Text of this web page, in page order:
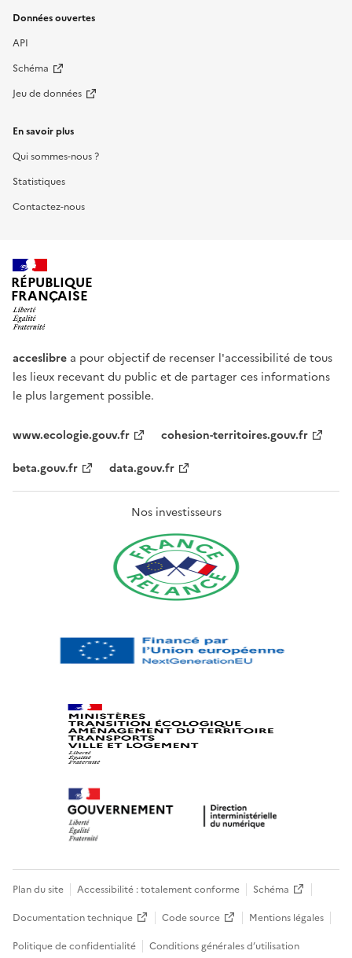
Données ouvertes
API
Schéma
Jeu de données
En savoir plus
Qui sommes-nous ?
Statistiques
Contactez-nous
RÉPUBLIQUE
FRANÇAISE
acceslibre a pour objectif de recenser l'accessibilité de tous
les lieux recevant du public et de partager ces informations
le plus largement possible.
www.ecologie.gouv.fr
cohesion-territoires.gouv.fr
beta.gouv.fr
data.gouv.fr
Nos investisseurs
Plan du site Accessibilité : totalement conforme
Schéma
Documentation technique
Code source
Mentions légales
Politique de confidentialité
Conditions générales d’utilisation